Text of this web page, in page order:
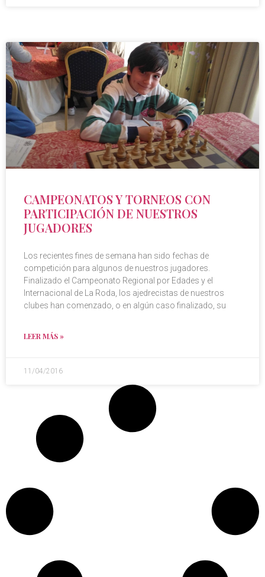
CAMPEONATOS Y TORNEOS CON
PARTICIPACIÓN DE NUESTROS
JUGADORES
Los recientes fines de semana han sido fechas de
competición para algunos de nuestros jugadores.
Finalizado el Campeonato Regional por Edades y el
Internacional de La Roda, los ajedrecistas de nuestros
clubes han comenzado, o en algún caso finalizado, su
LEER MÁS »
11/04/2016